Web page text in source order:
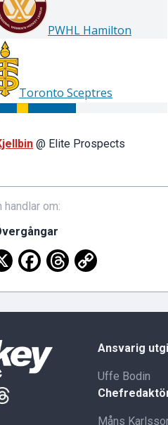
@ Elite Prospects
handlar om:
Ansvarig
Uffe Bodin
Måns